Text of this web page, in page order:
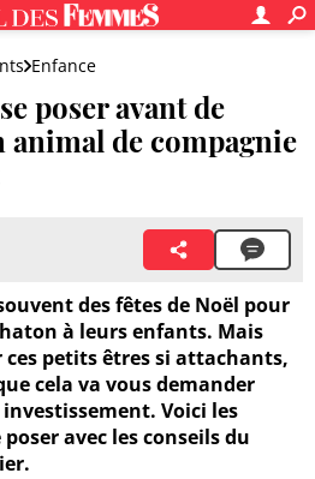
Enfance
poser avant de
de compagnie
des fêtes de Noël pour
à leurs enfants. Mais
petits êtres si attachants,
cela va vous demander
Voici les
avec les conseils du